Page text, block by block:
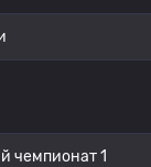
чемпионат 1